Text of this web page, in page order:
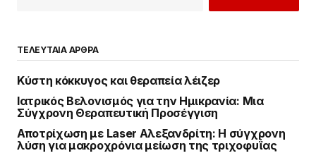
ΤΕΛΕΥΤΑΙΑ ΑΡΘΡΑ
Κύστη κόκκυγος και θεραπεία λέιζερ
Ιατρικός Βελονισμός για την Ημικρανία: Μια
Σύγχρονη Θεραπευτική Προσέγγιση
Αποτρίχωση με Laser Αλεξανδρίτη: Η σύγχρονη
λύση για μακροχρόνια μείωση της τριχοφυΐας